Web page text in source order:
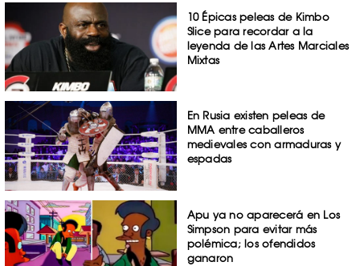
10 Épicas peleas de Kimbo
Slice para recordar a la
leyenda de las Artes Marciales
Mixtas
En Rusia existen peleas de
MMA entre caballeros
medievales con armaduras y
espadas
Apu ya no aparecerá en Los
Simpson para evitar más
polémica; los ofendidos
ganaron